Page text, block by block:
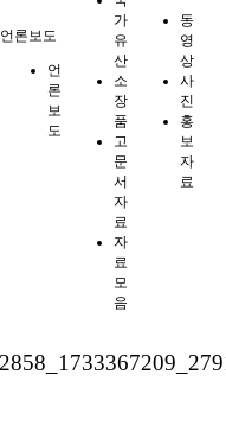
언론보도
언
론
보
도
가
유
산
소
장
품
고
문
서
자
료
자
료
모
음
동
영
상
사
진
홍
보
자
료